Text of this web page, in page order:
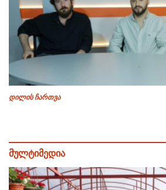
დილის ჩართვა
მულტიმედია